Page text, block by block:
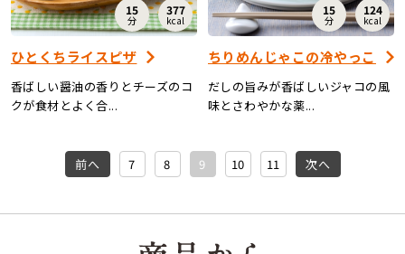
15
分
377
kcal
ひとくちライスピザ
香ばしい醤油の香りとチーズのコ
クが食材とよく合...
15
分
124
kcal
ちりめんじゃこの冷やっこ
だしの旨みが香ばしいジャコの風
味とさわやかな薬...
前へ 7 8 9 10 11 次へ